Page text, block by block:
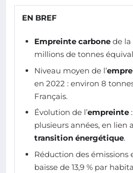
EN BREF
Empreinte carbone de la
millions de tonnes
Niveau moyen de l’
en 2022 : environ 8
Français.
Évolution de l’empreinte
plusieurs années, en lien
transition énergétique.
Réduction des émissions
baisse de 13,9 % par